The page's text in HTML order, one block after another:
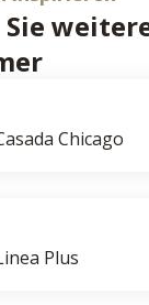
Sie
Chicago
Plus